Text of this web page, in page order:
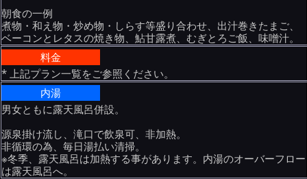
朝食の一例
煮物・和え物・炒め物・しらす等盛り合わせ、出汁巻きたまご、
ベーコンとレタスの焼き物、鮎甘露煮、むぎとろご飯、味噌汁。
料金
* 上記プラン一覧をご参照ください。
内湯
男女ともに露天風呂併設。
源泉掛け流し、滝口で飲泉可、非加熱。
非循環の為、毎日湯払い清掃。
※冬季、露天風呂は加熱する事があります。内湯のオーバーフロー
は露天風呂へ。